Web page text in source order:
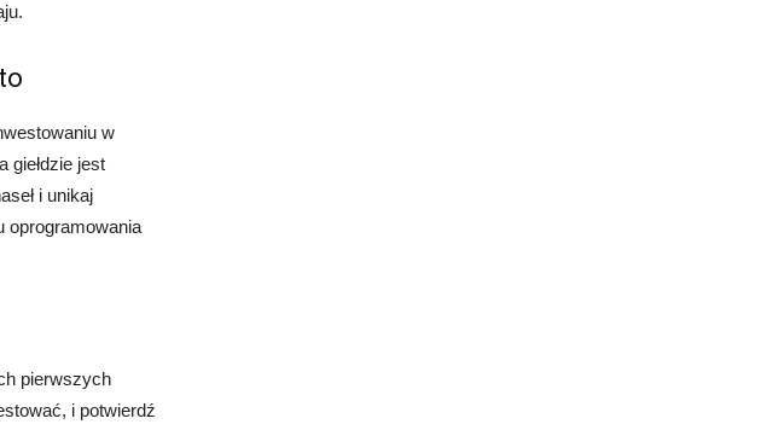
w
giełdzie jest
i unikaj
oprogramowania
pierwszych
i potwierdź